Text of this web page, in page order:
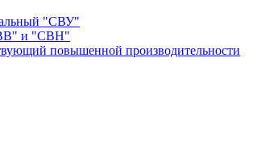
"СВУ"
и "СВН"
повышенной производительности